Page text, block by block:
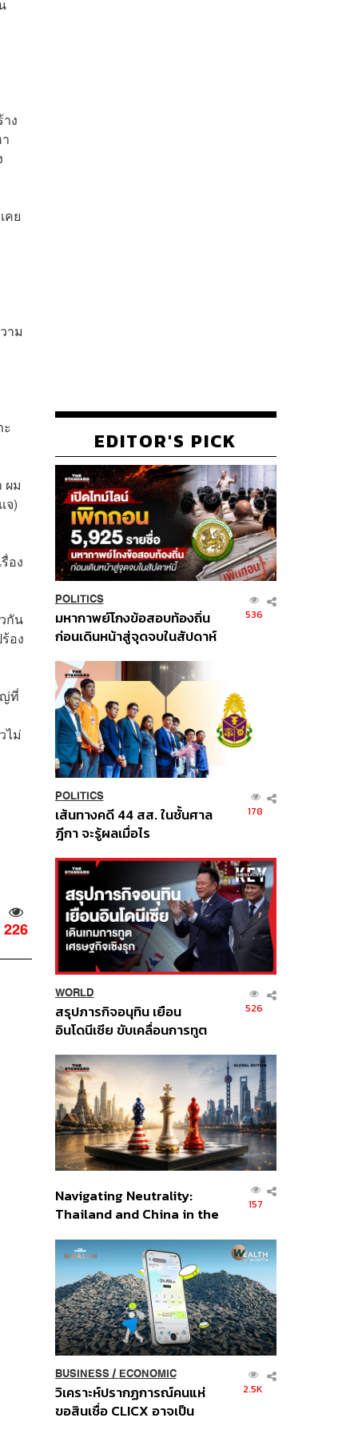
ง
คย
าม
ผม
จ)
อง
กัน
อง
ที่
ไม่
226
EDITOR'S PICK
POLITICS
มหากาพย์โกงข้อสอบท้องถิ่น
ก่อนเดินหน้าสู่จุดจบในสัปดาห์
536
POLITICS
เส้นทางคดี 44 สส. ในชั้นศาล
ฎีกา จะรู้ผลเมื่อไร
178
WORLD
สรุปภารกิจอนุทิน เยือน
อินโดนีเซีย ขับเคลื่อนการทูต
ส่วนยุทธศาสตร์ไทย –
อินโดนีเซีย
526
Navigating Neutrality:
Thailand and China in the
Order
157
BUSINESS/ ECONOMIC
วิเคราะห์ปรากฏการณ์คนแห่
ขอสินเชื่อ CLICX อาจเป็น
2.5K